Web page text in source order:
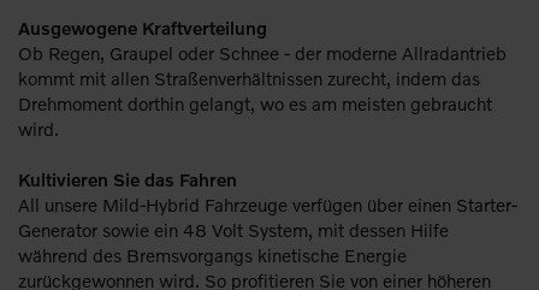
Ausgewogene Kraftverteilung
Ob Regen, Graupel oder Schnee - der moderne Allradantrieb
kommt mit allen Straßenverhältnissen zurecht, indem das
Drehmoment dorthin gelangt, wo es am meisten gebraucht
wird.
Kultivieren Sie das Fahren
All unsere Mild-Hybrid Fahrzeuge verfügen über einen Starter-
Generator sowie ein 48 Volt System, mit dessen Hilfe
während des Bremsvorgangs kinetische Energie
zurückgewonnen wird. So profitieren Sie von einer höheren